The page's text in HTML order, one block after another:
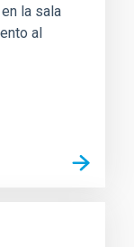
la sala
al